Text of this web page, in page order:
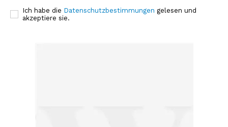
Ich habe die Datenschutzbestimmungen gelesen und
akzeptiere sie.